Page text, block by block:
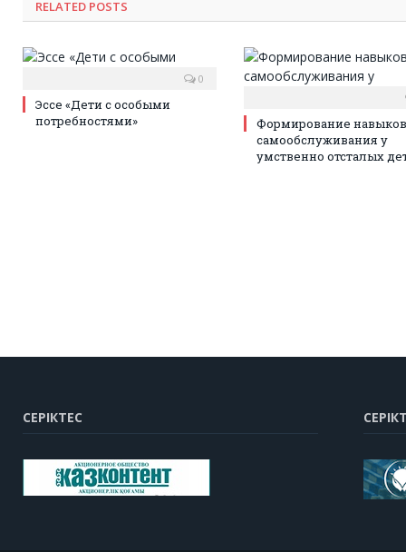
RELATED POSTS
0
Эссе «Дети с особыми
потребностями»
Формирование навыков
самообслуживания у
умственно отсталых
СЕРІКТЕС